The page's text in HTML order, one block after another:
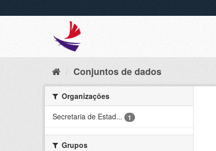
Conjuntos de dados
Organizações
Secretaria de Estad...
1
Grupos